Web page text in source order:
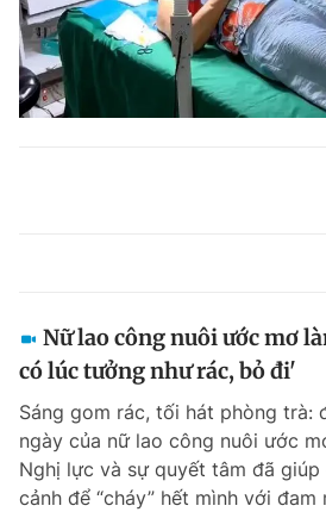
Nữ lao công nuôi ước mơ
có lúc tưởng như rác, bỏ đi'
Sáng gom rác, tối hát phòng trà:
ngày của nữ lao công nuôi ước
Nghị lực và sự quyết tâm đã
cảnh để “cháy” hết mình với đam